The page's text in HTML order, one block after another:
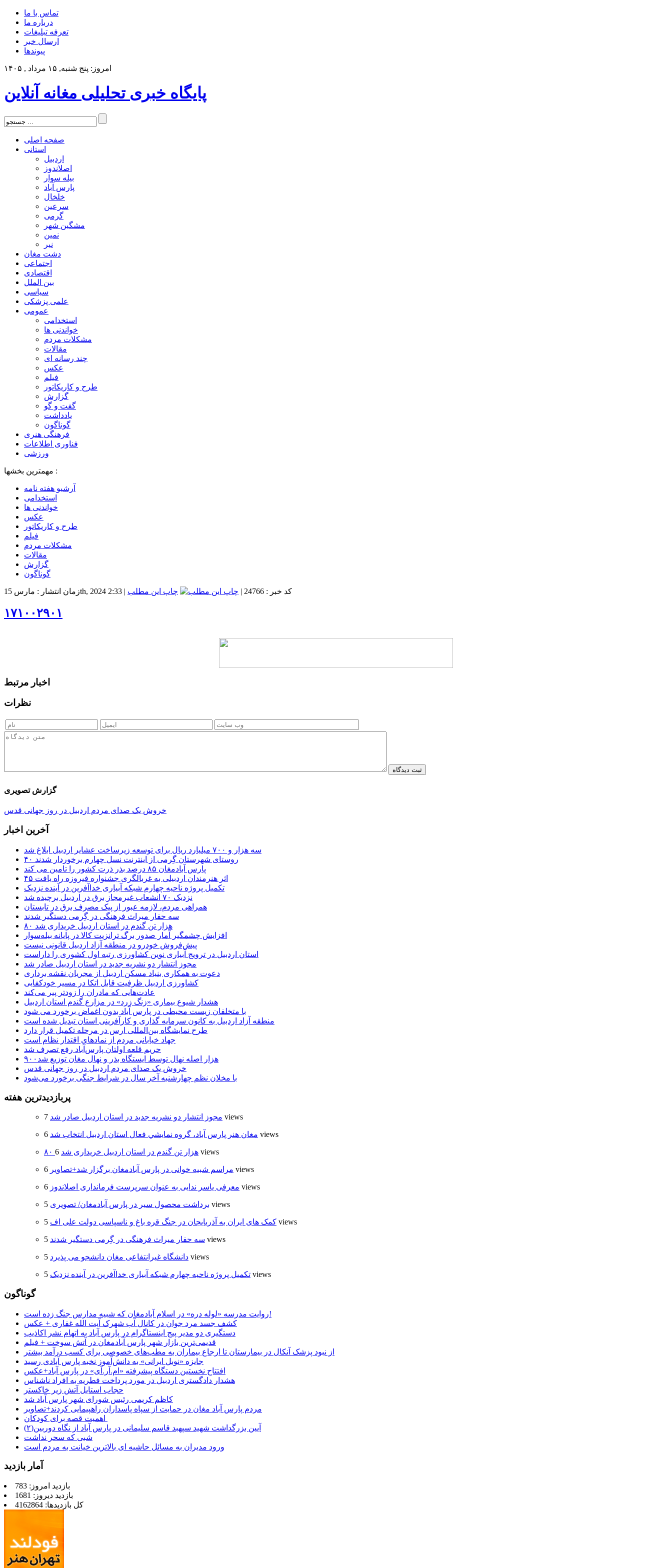
تماس با ما
درباره ما
تعرفه تبلیغات
ارسال خبر
پیوندها
امروز: پنج شنبه, ۱۵ مرداد , ۱۴۰۵
پایگاه خبری تحلیلی مغانه آنلاین
صفحه اصلی
استانی
اردبیل
اصلاندوز
بیله سوار
پارس آباد
خلخال
سرعین
گرمی
مشگین شهر
نمین
نیر
دشت مغان
اجتماعی
اقتصادی
بین الملل
سیاسی
علمی پزشکی
عمومی
استخدامی
خواندنی ها
مشکلات مردم
مقالات
چند رسانه ای
عکس
فیلم
طرح و کاریکاتور
گزارش
گفت و گو
یادداشت
گوناگون
فرهنگی هنری
فناوری اطلاعات
ورزشی
مهمترین بخشها :
آرشیو هفته نامه
استخدامی
خواندنی ها
عکس
طرح و کاریکاتور
فیلم
مشکلات مردم
مقالات
گزارش
گوناگون
زمان انتشار : مارس 15th, 2024 2:33 | کد خبر : 24766 | چاپ این مطلب
۱۷۱۰۰۲۹۰۱
اخبار مرتبط
نظرات
گزارش تصویری
خروش یک صدای مردم اردبیل در روز جهانی قدس
آخرین اخبار
سه هزار و ۷۰۰ میلیارد ریال برای توسعه زیرساخت عشایر اردبیل ابلاغ شد
۴۰ روستای شهرستان گِرمی از اینترنت نسل چهارم برخوردار شدند
پارس آبادمغان ۸۵ درصد بذر ذرت کشور را تامین می کند
۴۵ اثر هنرمندان اردبیلی به غربالگری جشنواره فیروزه راه یافت
تکمیل پروژه ناحیه چهارم شبکه آبیاری خداآفرین در آینده نزدیک
نزدیک ۷۰ انشعاب غیرمجاز برق در اردبیل برچیده شد
همراهی مردم، لازمه عبور از پیک مصرف برق در تابستان
سه حفار میراث فرهنگی در گِرمی دستگیر شدند
۸۰ هزار تن گندم در استان اردبیل خریداری شد
افزایش چشمگیر آمار صدور برگ ترانزیت کالا در پایانه بیله‌سوار
پیش‌فروش خودرو در منطقه آزاد اردبیل قانونی نیست
استان اردبیل در ترویج آبیاری نوین کشاورزی رتبه اول کشوری را داراست
مجوز انتشار دو نشریه جدید در استان اردبیل صادر شد
دعوت به همکاری بنیاد مسکن اردبیل از مجریان نقشه برداری
کشاورزی اردبیل ظرفیت قابل اتکا در مسیر خودکفایی
عادت‌هایی که مادران را زودتر پیر می‌کند
هشدار شیوع بیماری «زنگ زرد» در مزارع گندم استان اردبیل
با متخلفان زیست محیطی در پارس آباد بدون اغماض برخورد می شود
منطقه آزاد اردبیل به کانون سرمایه گذاری و کارآفرینی استان تبدیل شده است
طرح نمایشگاه بین‌المللی ارس در مرحله تکمیل قرار دارد
جهاد خیابانی مردم از نمادهای اقتدار نظام است
حریم قلعه اولتان پارس‌آباد رفع تصرف شد
۹۰۰هزار اصله نهال توسط ایستگاه بذر و نهال مغان توزیع شد
خروش یک صدای مردم اردبیل در روز جهانی قدس
با مخلان نظم چهارشنبه‌ آخر سال در شرایط جنگی برخورد می‌شود
پربازدیدترین هفته
مجوز انتشار دو نشریه جدید در استان اردبیل صادر شد 7 views
مغان هنر پارس آباد، گروه نمايشي فعال استان اردبيل انتخاب شد 6 views
۸۰ هزار تن گندم در استان اردبیل خریداری شد 6 views
مراسم شبیه خوانی در پارس آبادمغان برگزار شد+تصاویر 6 views
معرفی یاسر ندایی به عنوان سرپرست فرمانداری اصلاندوز 6 views
برداشت محصول سیر در پارس آبادمغان/ تصویری 5 views
کمک های ایران به آذربایجان در جنگ قره باغ و ناسپاسی دولت علی اف 5 views
سه حفار میراث فرهنگی در گِرمی دستگیر شدند 5 views
دانشگاه غیرانتفاعی مغان دانشجو می پذیرد 5 views
تکمیل پروژه ناحیه چهارم شبکه آبیاری خداآفرین در آینده نزدیک 5 views
گوناگون
روایت مدرسه «لوله دره» در اسلام آبادمغان که شبیه مدارس جنگ زده است!
کشف جسد مرد جوان در کانال آب شهرک آیت الله غفاری + عکس
دستگیری دو مدیر پیج اینستاگرام در پارس آباد به اتهام نشر اکاذیب
قدیمی‌ترین بازار شهر پارس آبادمغان در آتش سوخت + فیلم
از نبود پزشک آنکال در بیمارستان تا ارجاع بیماران به مطب‌های خصوصی برای کسب درآمد بیشتر
جایزه «نوبل ایرانی» به دانش‌آموز نخبه پارس آبادی رسید
افتتاح نخستین دستگاه پیشرفته «ام.آر.آی» در پارس آباد+عکس
هشدار دادگستری اردبیل در مورد پرداخت فطریه به افراد ناشناس
حجاب استایل آتش زیر خاکستر
کاظم کریمی رئیس شورای شهر پارس آباد شد
مردم پارس آباد مغان در حمایت از سپاه پاسداران راهپیمایی کردند+تصاویر
آیین بزرگداشت شهید سپهبد قاسم سلیمانی در پارس آباد از نگاه دوربین(۲)
شبی که سحر نداشت
ورود مدیران به مسائل حاشیه ای بالاترین خیانت به مردم است
آمار بازدید
بازدید امروز: 783
بازدید دیروز: 1681
کل بازدیدها: 4162864